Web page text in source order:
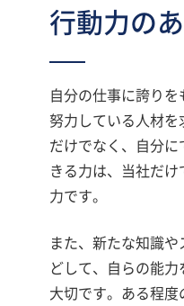
行動力の
自分の仕事に誇り
努力している人材
だけでなく、自分
きる力は、当社だ
力です。
また、新たな知識
どして、自らの能
大切です。ある程